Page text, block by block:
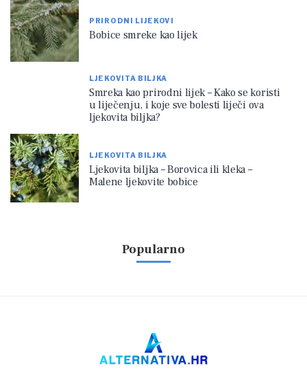
PRIRODNI LIJEKOVI
Bobice smreke kao lijek
LJEKOVITA BILJKA
Smreka kao prirodni lijek – Kako se koristi
u liječenju, i koje sve bolesti liječi ova
ljekovita biljka?
LJEKOVITA BILJKA
Ljekovita biljka – Borovica ili kleka –
Malene ljekovite bobice
Popularno